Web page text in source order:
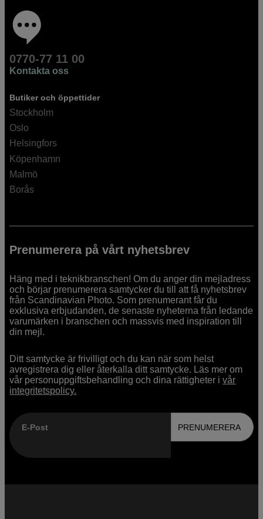
0770-77 11 00
Kontakta oss
Butiker och öppettider
Stockholm
Oslo
Helsingfors
Köpenhamn
Malmö
Borås
Prenumerera på vårt nyhetsbrev
Häng med i teknikbranschen! Om du anger din mejladress
och börjar prenumerera samtycker du till att få nyhetsbrev
från Scandinavian Photo. Som prenumerant får du
exklusiva erbjudanden, de senaste nyheterna från ledande
varumärken i branschen och massvis med inspiration till
din mejl.
Ditt samtycke är frivilligt och du kan när som helst
avregistrera dig eller återkalla ditt samtycke. Läs mer om
vår personuppgiftsbehandling och dina rättigheter ivår
integritetspolicy.
E-Post PRENUMERERA